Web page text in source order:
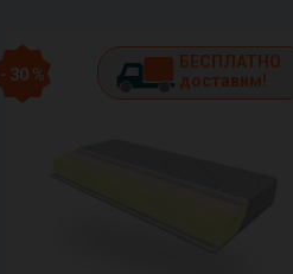
- 30 %
БЕСПЛАТНО
доставим!